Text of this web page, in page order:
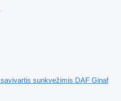
savivartis sunkvežimis DAF Ginaf